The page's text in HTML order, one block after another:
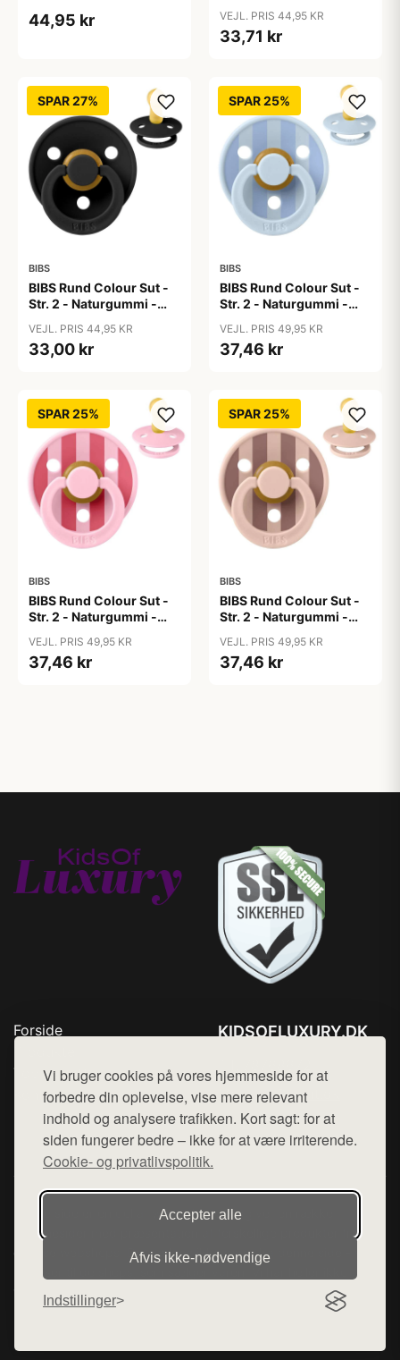
Vi bruger cookies på vores hjemmeside for at
forbedre din oplevelse, vise mere relevant
indhold og analysere trafikken. Kort sagt: for at
siden fungerer bedre – ikke for at være irriterende.
Cookie- og privatlivspolitik.
Accepter alle
Afvis ikke‑nødvendige
Indstillinger
44,95 kr VEJL. PRIS 44,95 KR
33,71 kr
SPAR 27%
BIBS
BIBS Rund Colour Sut -
Str. 2 - Naturgummi -
VEJL. PRIS 44,95 KR
33,00 kr
SPAR 25%
BIBS
BIBS Rund Colour Sut -
Str. 2 - Naturgummi -
Blue/Dusty Blue
VEJL. PRIS 49,95 KR
37,46 kr
SPAR 25%
BIBS
BIBS Rund Colour Sut -
Str. 2 - Naturgummi -
Pink/Coral
VEJL. PRIS 49,95 KR
37,46 kr
SPAR 25%
BIBS
BIBS Rund Colour Sut -
Str. 2 - Naturgummi -
Blush/Woodchuck
VEJL. PRIS 49,95 KR
37,46 kr
Forside
Top Rabatter
Kontakt
KIDSOFLUXURY.DK
Mail: hej@want.dk
Cookie- og privatlivspolitik
Denne side er en del af want.dk, der udgiver en række
hjemmesider med præsentation af forskellige produkter fra
diverse webshops. Der sælges ikke varer fra denne side - vi
henviser til de shops, som sælger varen. Vi har heller ikke
varerne på lager.